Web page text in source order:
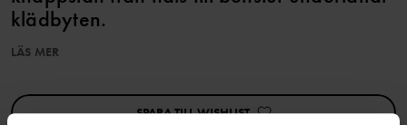
klädbyten.
• Extra långa muddar
• YKK-tryckknappar
LÄS MER
SPARA TILL WISHLIST